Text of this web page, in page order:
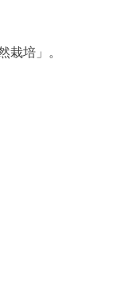
栽培」。